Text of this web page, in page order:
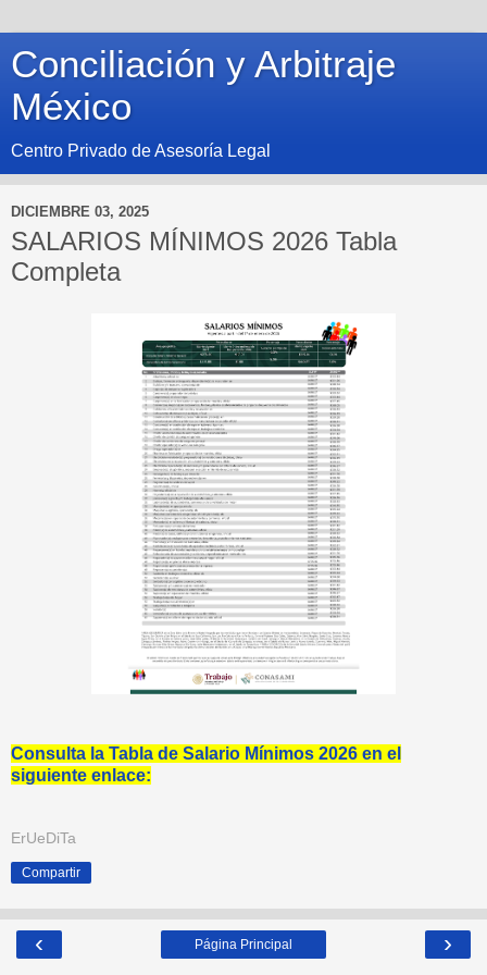
Conciliación y Arbitraje
México
Centro Privado de Asesoría Legal
DICIEMBRE 03, 2025
SALARIOS MÍNIMOS 2026 Tabla
Completa
Consulta la Tabla de Salario Mínimos 2026 en el
siguiente enlace:
ErUeDiTa
Compartir
‹ ›
Página Principal